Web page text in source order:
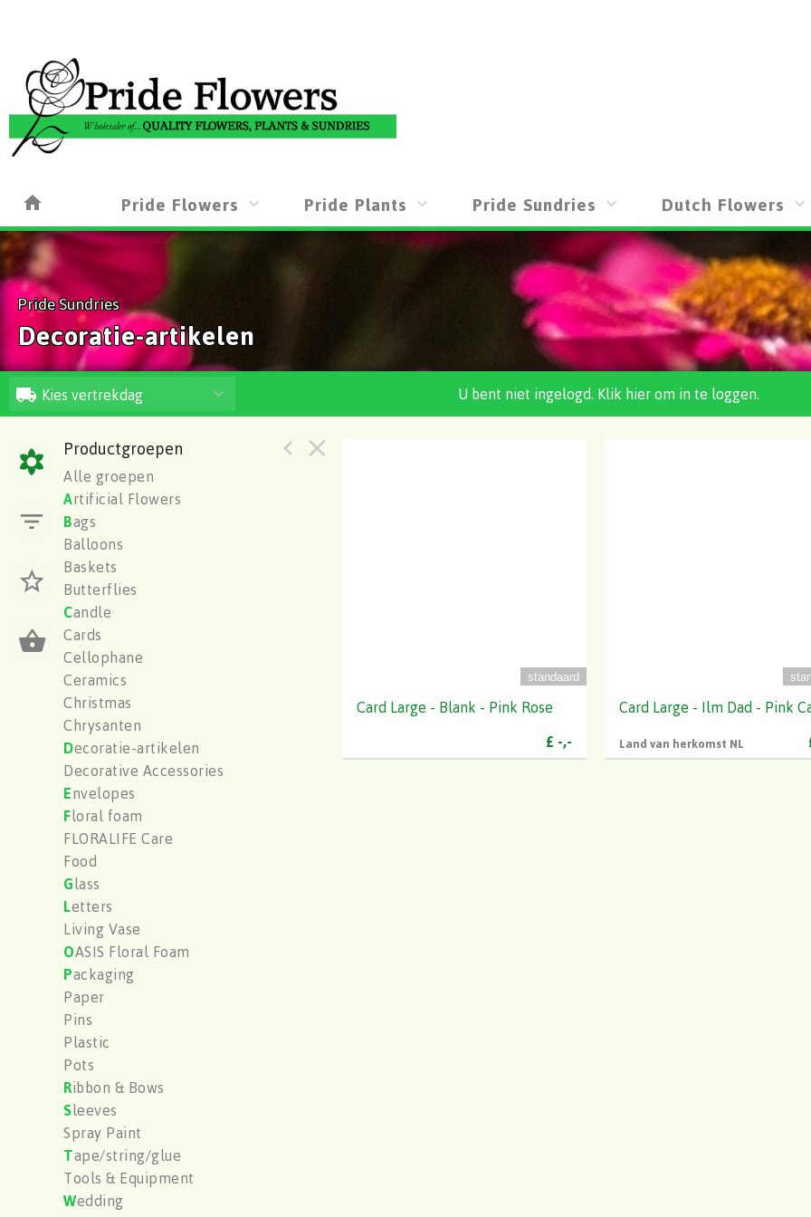
Pride Flowers Pride Plants Pride Sundries Dutch Flowers
Pride Sundries
Decoratie-artikelen
Kies vertrekdag U bent niet ingelogd. Klik hier om in te loggen.
Productgroepen
Alle groepen
Artificial Flowers
Bags
Balloons
Baskets
Butterflies
Candle
Cards
Cellophane
Ceramics
Christmas
Chrysanten
Decoratie-artikelen
Decorative Accessories
Envelopes
Floral foam
FLORALIFE Care
Food
Glass
Letters
Living Vase
OASIS Floral Foam
Packaging
Paper
Pins
Plastic
Pots
Ribbon & Bows
Sleeves
Spray Paint
Tape/string/glue
Tools & Equipment
Wedding
standaard
Card Large - Blank - Pink Rose
Inhoud
1
£ -,-
Card Large - Ilm Dad - Pink
Colli 20
Inhoud
1
Land van herkomst NL